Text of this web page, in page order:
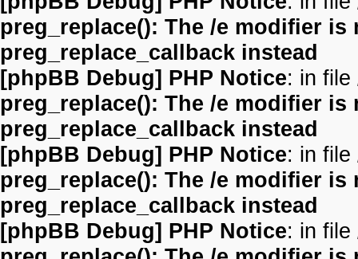
preg_replace(): The /e modifier
preg_replace_callback instead
[phpBB Debug] PHP Notice: in file
preg_replace(): The /e modifier
preg_replace_callback instead
[phpBB Debug] PHP Notice: in file
preg_replace(): The /e modifier
preg_replace_callback instead
[phpBB Debug] PHP Notice: in file